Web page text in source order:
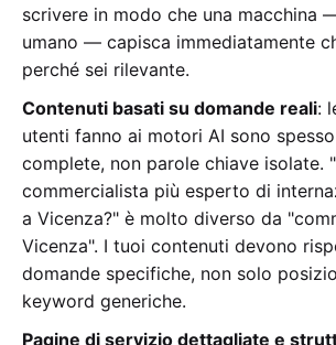
scrivere in modo che una macchina
umano — capisca immediatamente
perché sei rilevante.
Contenuti basati su domande reali:
utenti fanno ai motori AI sono
complete, non parole chiave isolate.
commercialista più esperto di
a Vicenza?" è molto diverso da
Vicenza". I tuoi contenuti devono
domande specifiche, non solo
keyword generiche.
Pagine di servizio dettagliate e